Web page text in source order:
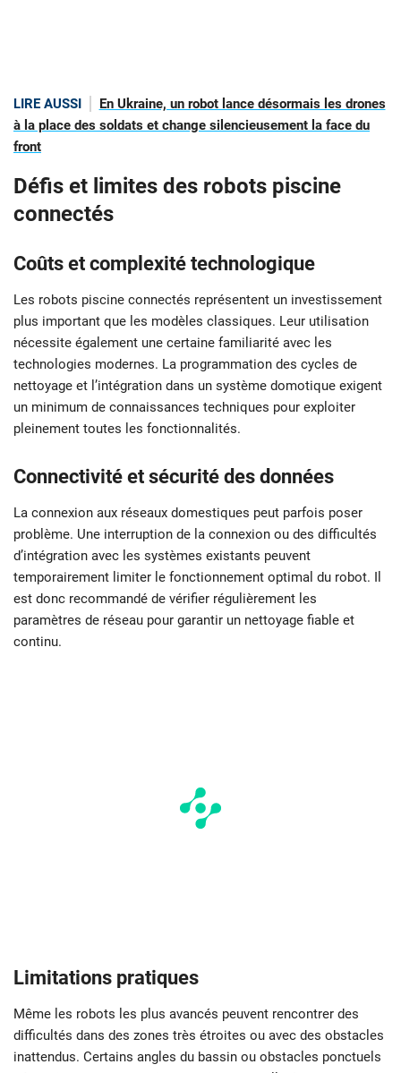
LIRE AUSSI
En Ukraine, un robot lance désormais les drones
à la place des soldats et change silencieusement la face du
front
Défis et limites des robots piscine
connectés
Coûts et complexité technologique
Les robots piscine connectés représentent un investissement
plus important que les modèles classiques. Leur utilisation
nécessite également une certaine familiarité avec les
technologies modernes. La programmation des cycles de
nettoyage et l’intégration dans un système domotique exigent
un minimum de connaissances techniques pour exploiter
pleinement toutes les fonctionnalités.
Connectivité et sécurité des données
La connexion aux réseaux domestiques peut parfois poser
problème. Une interruption de la connexion ou des difficultés
d’intégration avec les systèmes existants peuvent
temporairement limiter le fonctionnement optimal du robot. Il
est donc recommandé de vérifier régulièrement les
paramètres de réseau pour garantir un nettoyage fiable et
continu.
Limitations pratiques
Même les robots les plus avancés peuvent rencontrer des
difficultés dans des zones très étroites ou avec des obstacles
inattendus. Certains angles du bassin ou obstacles ponctuels